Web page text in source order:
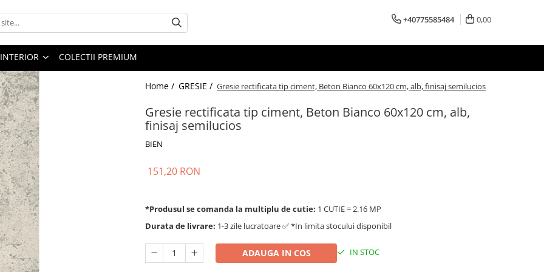
+40775585484 0,00
COLECTII PREMIUM
Home / GRESIE / Gresie rectificata tip ciment, Beton Bianco 60x120 cm, alb, finisaj semilucios
Gresie rectificata tip ciment, Beton Bianco 60x120 cm, alb,
finisaj semilucios
BIEN
151,20 RON
*Produsul se comanda la multiplu de cutie: 1 CUTIE = 2.16 MP
Durata de livrare: 1-3 zile lucratoare ✅ *In limita stocului disponibil
ADAUGA IN COS IN STOC